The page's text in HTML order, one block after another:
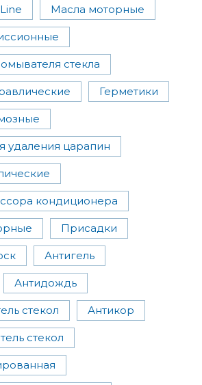
Масла моторные
стекла
Герметики
удаления царапин
кондиционера
Присадки
Антигель
Антидождь
стекол Антикор
стекол